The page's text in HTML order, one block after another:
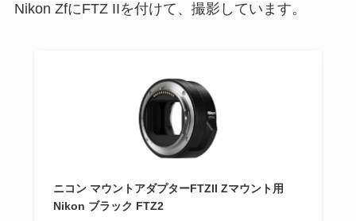
Nikon ZfにFTZ IIを付けて、撮影しています。
ニコン マウントアダプターFTZII Zマウント用
Nikon ブラック FTZ2